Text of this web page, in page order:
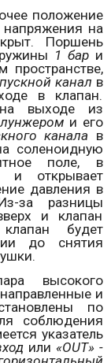
положение
напряжения на
Поршень
1 бари
канал в
в клапан.
выходе из
и его
канала в
соленоидную
поле, в
и открывает
давления в
за разницы
и клапан
клапан будет
до снятия
высокого
и
по
соблюдения
указатель
или «OUT» -